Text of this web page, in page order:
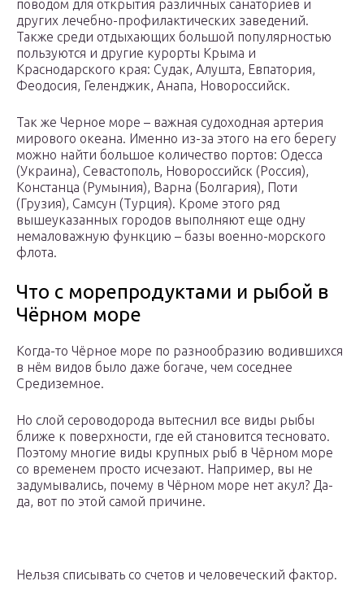
поводом для открытия различных санаториев и
других лечебно-профилактических заведений.
Также среди отдыхающих большой популярностью
пользуются и другие курорты Крыма и
Краснодарского края: Судак, Алушта, Евпатория,
Феодосия, Геленджик, Анапа, Новороссийск.
Так же Черное море – важная судоходная артерия
мирового океана. Именно из-за этого на его берегу
можно найти большое количество портов: Одесса
(Украина), Севастополь, Новороссийск (Россия),
Констанца (Румыния), Варна (Болгария), Поти
(Грузия), Самсун (Турция). Кроме этого ряд
вышеуказанных городов выполняют еще одну
немаловажную функцию – базы военно-морского
флота.
Что с морепродуктами и рыбой в
Чёрном море
Когда-то Чёрное море по разнообразию водившихся
в нём видов было даже богаче, чем соседнее
Средиземное.
Но слой сероводорода вытеснил все виды рыбы
ближе к поверхности, где ей становится тесновато.
Поэтому многие виды крупных рыб в Чёрном море
со временем просто исчезают. Например, вы не
задумывались, почему в Чёрном море нет акул? Да-
да, вот по этой самой причине.
Нельзя списывать со счетов и человеческий фактор.